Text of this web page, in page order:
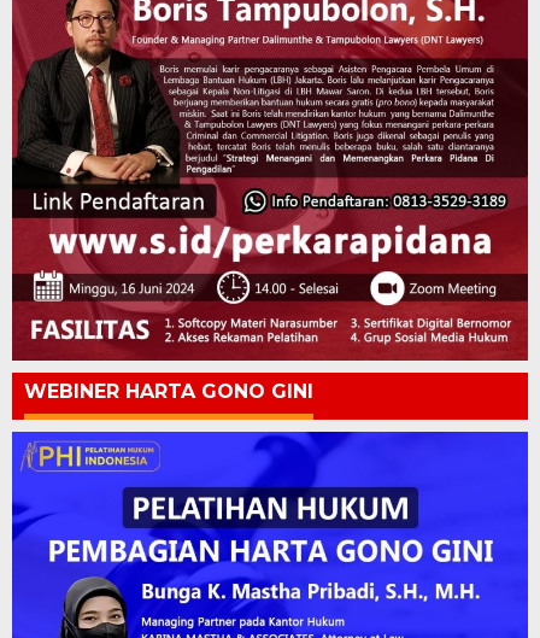
WEBINER HARTA GONO GINI